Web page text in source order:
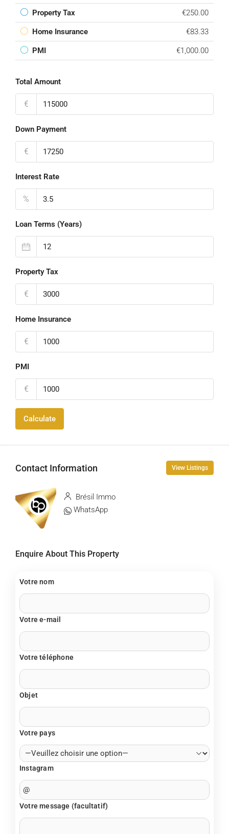
Property Tax €250.00
Home Insurance €83.33
PMI €1,000.00
Total Amount
€
Down Payment
€
Interest Rate
%
Loan Terms (Years)
Property Tax
€
Home Insurance
€
PMI
€
Calculate
Contact Information View Listings
Brésil Immo
WhatsApp
Enquire About This Property
Votre nom
Votre e-mail
Votre téléphone
Objet
Votre pays
Instagram
Votre message (facultatif)